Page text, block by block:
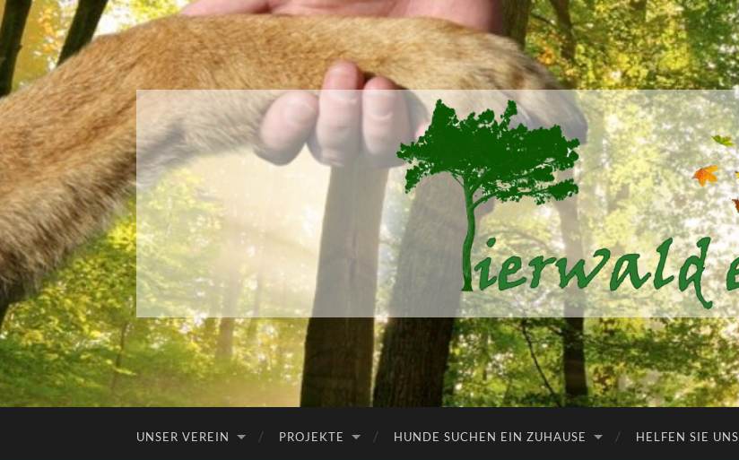
Tierwald
e.V.
UNSER VEREIN PROJEKTE HUNDE SUCHEN EIN ZUHAUSE HELFEN SIE UNS